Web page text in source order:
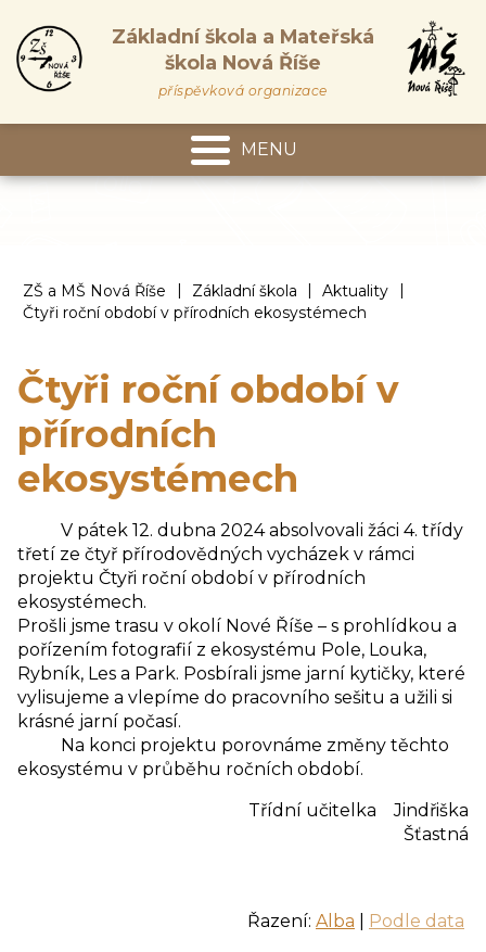
Základní škola a Mateřská
škola Nová Říše
příspěvková organizace
MENU
ZŠ a MŠ Nová Říše | Základní škola | Aktuality
|
Čtyři roční období v přírodních ekosystémech
Čtyři roční období v
přírodních
ekosystémech
V pátek 12. dubna 2024 absolvovali žáci 4. třídy
třetí ze čtyř přírodovědných vycházek v rámci
projektu Čtyři roční období v přírodních
ekosystémech.
Prošli jsme trasu v okolí Nové Říše – s prohlídkou a
pořízením fotografií z ekosystému Pole, Louka,
Rybník, Les a Park. Posbírali jsme jarní kytičky, které
vylisujeme a vlepíme do pracovního sešitu a užili si
krásné jarní počasí.
Na konci projektu porovnáme změny těchto
ekosystému v průběhu ročních období.
Třídní učitelka Jindřiška
Šťastná
Řazení: Alba Podle data